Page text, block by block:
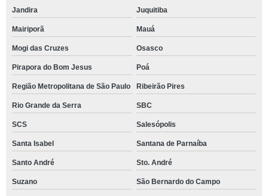
Jandira Juquitiba
Mairiporã Mauá
Mogi das Cruzes Osasco
Pirapora do Bom Jesus Poá
Região Metropolitana de São Paulo Ribeirão Pires
Rio Grande da Serra SBC
SCS Salesópolis
Santa Isabel Santana de Parnaíba
Santo André Sto. André
Suzano São Bernardo do Campo